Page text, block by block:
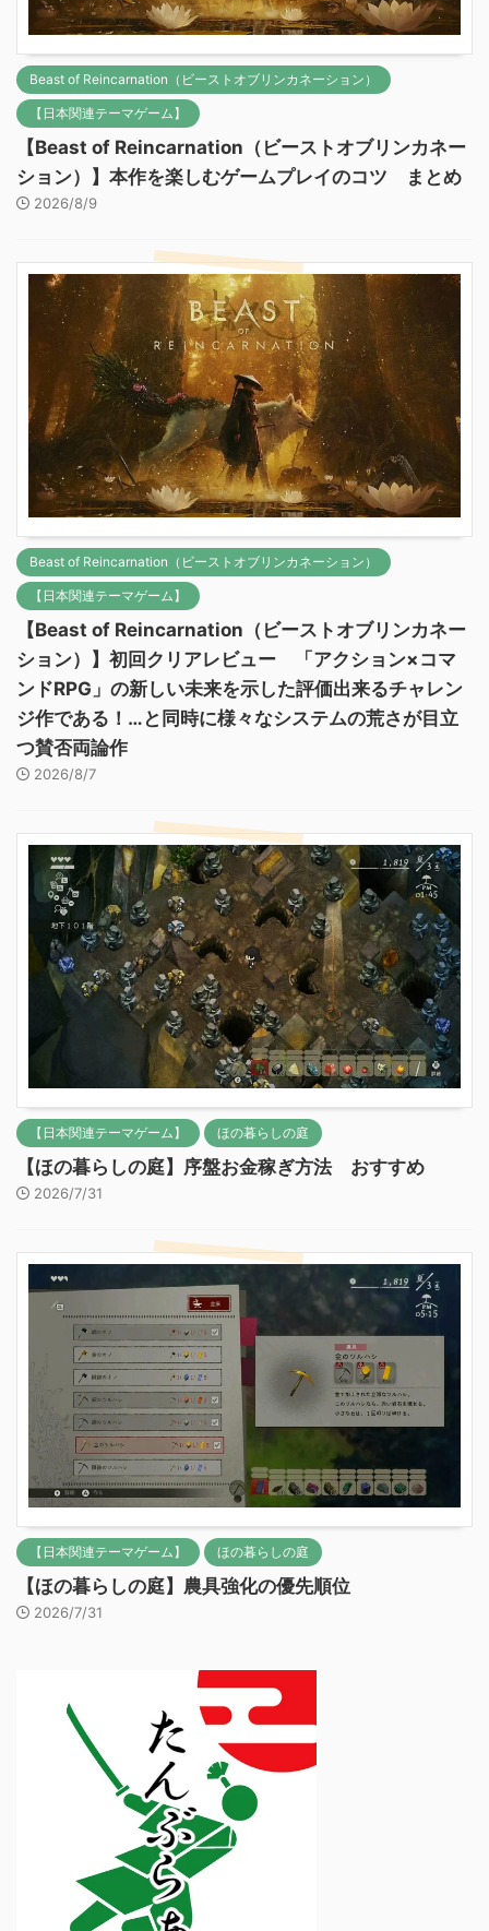
Beast of Reincarnation（ビーストオブリンカネーション）
【日本関連テーマゲーム】
【Beast of Reincarnation（ビーストオブリンカネー
ション）】本作を楽しむゲームプレイのコツ まとめ
2026/8/9
Beast of Reincarnation（ビーストオブリンカネーション）
【日本関連テーマゲーム】
【Beast of Reincarnation（ビーストオブリンカネー
ション）】初回クリアレビュー 「アクション×コマ
ンドRPG」の新しい未来を示した評価出来るチャレン
ジ作である！…と同時に様々なシステムの荒さが目立
つ賛否両論作
2026/8/7
【日本関連テーマゲーム】 ほの暮らしの庭
【ほの暮らしの庭】序盤お金稼ぎ方法 おすすめ
2026/7/31
【日本関連テーマゲーム】 ほの暮らしの庭
【ほの暮らしの庭】農具強化の優先順位
2026/7/31